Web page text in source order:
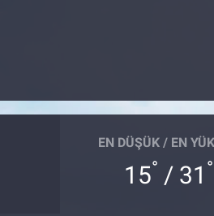
EN DÜŞÜK / EN
15° / 31 °